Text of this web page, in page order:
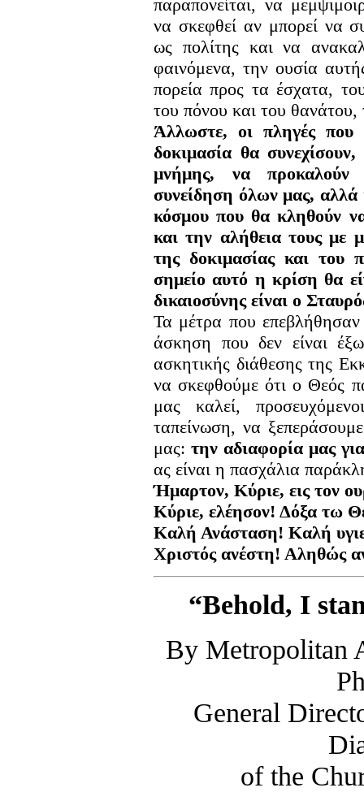
παραπονείται, να
να σκεφθεί αν μπορεί να
ως πολίτης και να
φαινόμενα, την ουσία
πορεία προς τα έσχατα,
του πόνου και του
Άλλωστε, οι πληγές
δοκιμασία θα
μνήμης, να προκαλούν
συνείδηση όλων μας, αλλά
κόσμου που θα κληθούν
και την αλήθεια τους με
της δοκιμασίας και
σημείο αυτό η κρίση θα
δικαιοσύνης είναι o
Τα μέτρα που
άσκηση που δεν είναι
ασκητικής διάθεσης της
να σκεφθούμε ότι ο Θεός
μας καλεί,
ταπείνωση, να
μας: την αδιαφορία μας
ας είναι η πασχάλια
Ήμαρτον, Κύριε, εις τον
Κύριε, ελέησον! Δόξα τω
Καλή Ανάσταση! Καλή
Χριστός ανέστη! Αληθώς
“Behold, I
By Metropolitan
General
of the